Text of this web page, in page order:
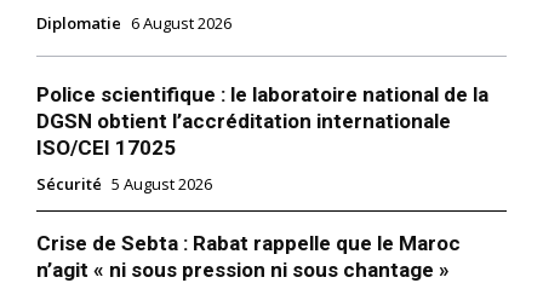
Diplomatie 6 August 2026
Police scientifique : le laboratoire national de la
DGSN obtient l’accréditation internationale
ISO/CEI 17025
Sécurité 5 August 2026
Crise de Sebta : Rabat rappelle que le Maroc
n’agit « ni sous pression ni sous chantage »